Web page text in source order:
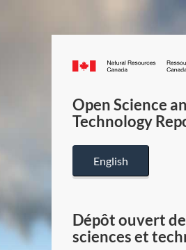
Canada.ca
Open Science
Technology
English
Dépôt ouvert
sciences et